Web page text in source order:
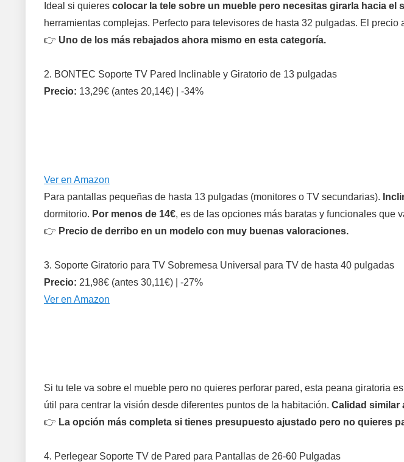
Ideal si quieres colocar la tele sobre un mueble pero necesitas girarla hacia el
herramientas complejas. Perfecto para televisores de hasta 32 pulgadas. El precio
👉 Uno de los más rebajados ahora mismo en esta categoría.
2. BONTEC Soporte TV Pared Inclinable y Giratorio de 13 pulgadas
Precio: 13,29€ (antes 20,14€) | -34%
Ver en Amazon
Para pantallas pequeñas de hasta 13 pulgadas (monitores o TV secundarias).
dormitorio. Por menos de 14€, es de las opciones más baratas y funcionales que
👉 Precio de derribo en un modelo con muy buenas valoraciones.
3. Soporte Giratorio para TV Sobremesa Universal para TV de hasta 40 pulgadas
Precio: 21,98€ (antes 30,11€) | -27%
Ver en Amazon
Si tu tele va sobre el mueble pero no quieres perforar pared, esta peana giratoria
útil para centrar la visión desde diferentes puntos de la habitación. Calidad similar
👉 La opción más completa si tienes presupuesto ajustado pero no quieres
4. Perlegear Soporte TV de Pared para Pantallas de 26-60 Pulgadas